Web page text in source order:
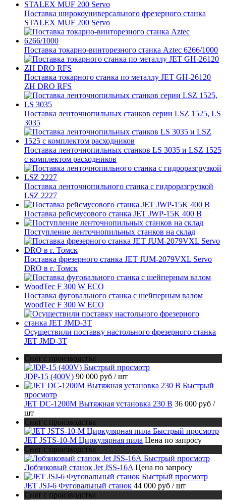
Поставка широкоуниверсального фрезерного станка
STALEX MUF 200 Servo
Поставка токарно-винторезного станка Aztec 6266/1000
Поставка токарного станка по металлу JET GH-26120
ZH DRO RFS
Поставка ленточнопильных станков серии LSZ 1525, LS
3035
Поставка ленточнопильных станков LS 3035 и LSZ 1525
с комплектом расходников
Поставка ленточнопильного станка c гидроразгрузкой
LSZ 2227
Поставка рейсмусового станка JET JWP-15K 400 В
Поступление ленточнопильных станков на склад
Поставка фрезерного станка JET JUM-2079VXL Servo
DRO в г. Томск
Поставка фуговального станка с шейперным валом
WoodTec F 300 W ECO
Осуществили поставку настольного фрезерного станка
JET JMD-3T
Снят с производства
Быстрый просмотр
JDP-15 (400V) 90 000 руб / шт
Быстрый
просмотр
JET DC-1200M Вытяжная установка 230 В 36 000 руб /
шт
Снят с производства
Быстрый просмотр
JET JSTS-10-M Циркулярная пила Цена по запросу
Снят с производства
Быстрый просмотр
Лобзиковый станок Jet JSS-16A Цена по запросу
Быстрый просмотр
JET JSJ-6 Фуговальный станок 44 000 руб / шт
Снят с производства